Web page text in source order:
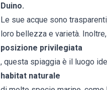
Duino.
Le sue acque sono
loro bellezza e varietà.
posizione privilegiata
, questa spiaggia è il luogo
habitat naturale